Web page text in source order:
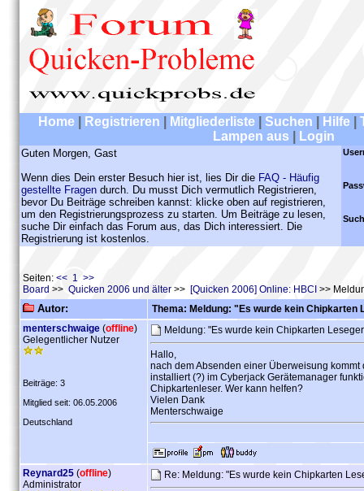
Home Registrieren Mitgliederliste Suchen Hilfe
Lampen aus
Login
Guten Morgen, Gast
Wenn dies Dein erster Besuch hier ist, lies Dir die FAQ - Häufig
gestellte Fragen durch. Du musst Dich vermutlich Registrieren,
bevor Du Beiträge schreiben kannst: klicke oben auf registrieren,
um den Registrierungsprozess zu starten. Um Beiträge zu lesen,
suche Dir einfach das Forum aus, das Dich interessiert. Die
Registrierung ist kostenlos.
Seiten: << 1 >>
Board >> Quicken 2006 und älter >> [Quicken 2006] Online: HBCI >>
Autor:
Thema: Meldung: "Es wurde kein Chipkarten
menterschwaige (offline)
Gelegentlicher Nutzer
Beiträge: 3
Mitglied seit: 06.05.2006
Deutschland
Meldung: "Es wurde kein Chipkarten
Hallo,
nach dem Absenden einer Überweisung
installiert (?) im Cyberjack Gerätemanager
Chipkartenleser. Wer kann helfen?
Vielen Dank
Menterschwaige
Reynard25 (offline)
Administrator
Re: Meldung: "Es wurde kein Chipkarten